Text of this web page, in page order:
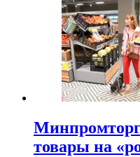
товары на